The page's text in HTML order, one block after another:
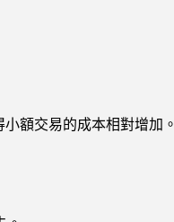
小額交易的成本相對增加。